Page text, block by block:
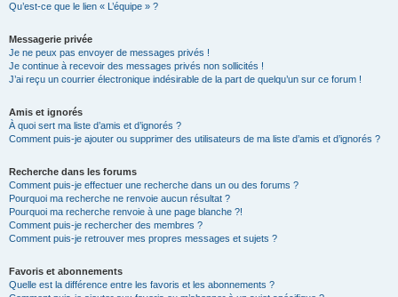
Qu’est-ce que le lien « L’équipe » ?
Messagerie privée
Je ne peux pas envoyer de messages privés !
Je continue à recevoir des messages privés non sollicités !
J’ai reçu un courrier électronique indésirable de la part de quelqu’un sur ce forum !
Amis et ignorés
À quoi sert ma liste d’amis et d’ignorés ?
Comment puis-je ajouter ou supprimer des utilisateurs de ma liste d’amis et d’ignorés ?
Recherche dans les forums
Comment puis-je effectuer une recherche dans un ou des forums ?
Pourquoi ma recherche ne renvoie aucun résultat ?
Pourquoi ma recherche renvoie à une page blanche ?!
Comment puis-je rechercher des membres ?
Comment puis-je retrouver mes propres messages et sujets ?
Favoris et abonnements
Quelle est la différence entre les favoris et les abonnements ?